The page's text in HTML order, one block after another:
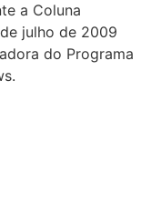
a Coluna
julho de 2009
do Programa